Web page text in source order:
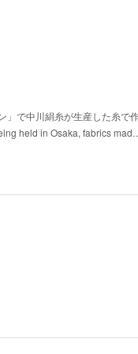
」で中川絹糸が生産した糸で
held in Osaka, fabrics